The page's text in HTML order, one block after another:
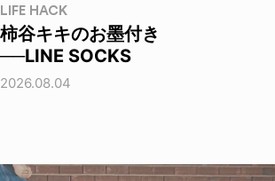
LIFE HACK
柿谷キキのお墨付き
──LINE SOCKS
2026.08.04